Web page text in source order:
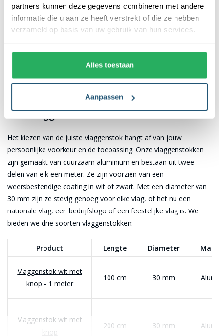
partners kunnen deze gegevens combineren met andere
informatie die u aan ze heeft verstrekt of die ze hebben
verzameld op basis van uw gebruik van hun services.
Alles toestaan
Aanpassen
Kan ik mijn vlaggenstok buiten laten
Ons vlaggenstok assortiment
Het kiezen van de juiste vlaggenstok hangt af van jouw
persoonlijke voorkeur en de toepassing. Onze vlaggenstokken
zijn gemaakt van duurzaam aluminium en bestaan uit twee
delen van elk een meter. Ze zijn voorzien van een
weersbestendige coating in wit of zwart. Met een diameter van
30 mm zijn ze stevig genoeg voor elke vlag, of het nu een
nationale vlag, een bedrijfslogo of een feestelijke vlag is. We
bieden we drie soorten vlaggenstokken:
Product Lengte Diameter
Vlaggenstok wit met
knop - 1 meter
100 cm 30 mm
Vlaggenstok wit met
knop
200 cm 30 mm